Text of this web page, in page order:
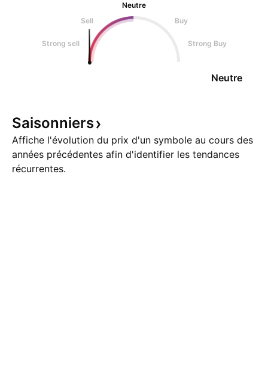
Neutre
Sell
Buy
Strong sell Strong Buy
Neutre
Saisonniers
Affiche l'évolution du prix d'un symbole au cours des
années précédentes afin d'identifier les tendances
récurrentes.